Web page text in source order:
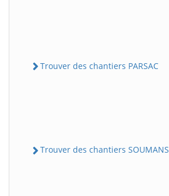
Trouver des chantiers PARSAC
Trouver des chantiers SOUMANS